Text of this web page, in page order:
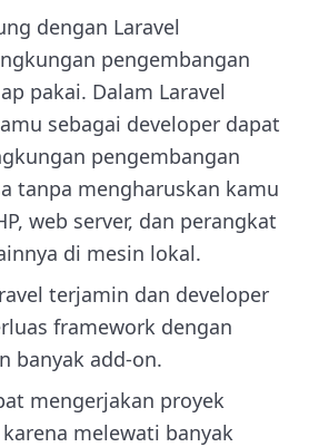
dengan Laravel
pengembangan
pakai. Dalam Laravel
sebagai developer dapat
pengembangan
tanpa mengharuskan kamu
web server, dan perangkat
di mesin lokal.
terjamin dan developer
framework dengan
banyak add-on.
mengerjakan proyek
melewati banyak